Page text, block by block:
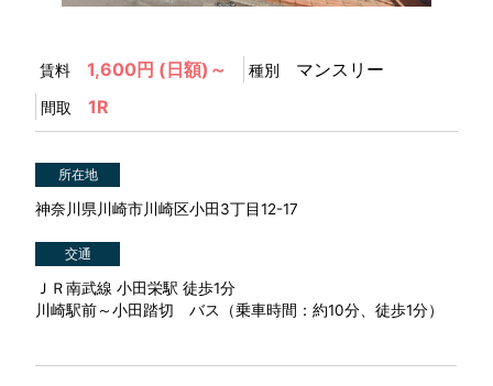
賃料 1,600円 (日額)～ 種別 マンスリー
間取 1R
所在地
神奈川県川崎市川崎区小田3丁目12-17
交通
ＪＲ南武線 小田栄駅 徒歩1分
川崎駅前～小田踏切 バス（乗車時間：約10分、徒歩1分）